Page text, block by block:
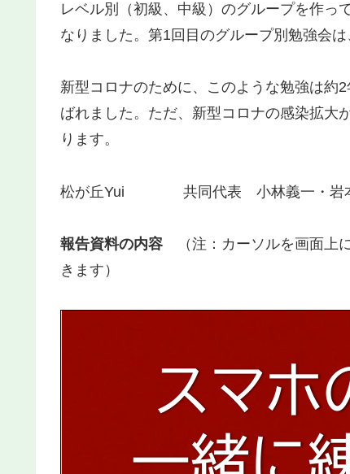
レベル別（初級、中級）のグループを作っ
なりました。第1回目のグループ別勉強会
新型コロナのために、このような勉強は約
ばれました。ただ、新型コロナの感染拡大
ります。
松が丘Yui 共同代表 小林義一・岩
報告資料の内容 （注：カーソルを画面上
きます）